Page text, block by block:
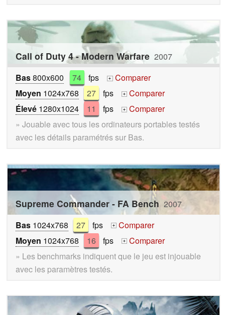
Call of Duty 4 - Modern Warfare 2007
Bas800x600 74 fps + Comparer
Moyen 1024x768 27 fps +
Comparer
Élevé 1280x1024 11 fps +
Comparer
» Jouable avec tous les ordinateurs portables testés
avec les détails paramétrés sur Bas.
Supreme Commander - FA Bench 2007
Bas 1024x768 27 fps +
Comparer
Moyen 1024x768 16 fps +
Comparer
» Les benchmarks indiquent que le jeu est injouable
avec les paramètres testés.